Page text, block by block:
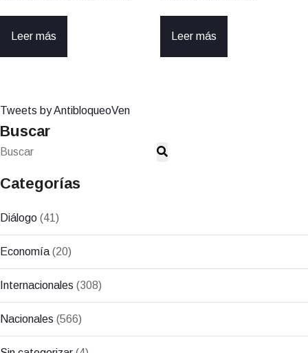
Leer más Leer más
Tweets by AntibloqueoVen
Buscar
Categorías
Diálogo (41)
Economía (20)
Internacionales (308)
Nacionales (566)